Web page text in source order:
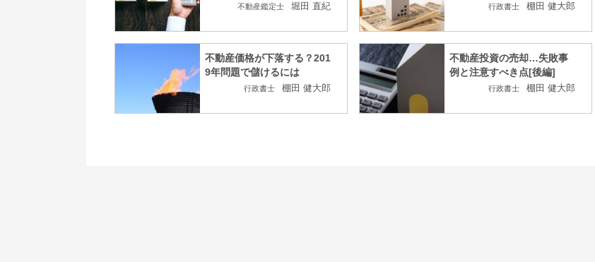
不動産鑑定士 堀田 直紀 行政書士 棚田 健大郎
不動産価格が下落する？201
9年問題で儲けるには
行政書士 棚田 健大郎
不動産投資の売却…失敗事
例と注意すべき点[後編]
行政書士 棚田 健大郎